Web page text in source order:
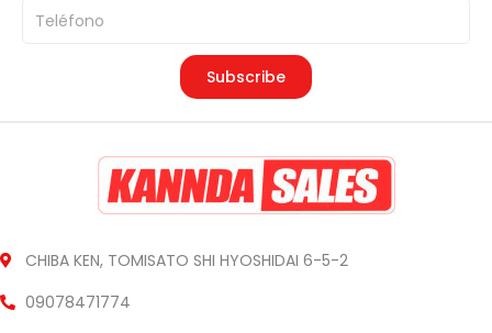
CHIBA KEN, TOMISATO SHI HYOSHIDAI 6-5-2
09078471774
Teléfono
Subscribe